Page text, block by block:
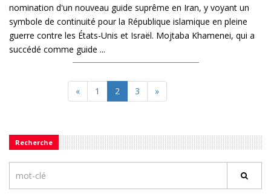
nomination d'un nouveau guide suprême en Iran, y voyant un
symbole de continuité pour la République islamique en pleine
guerre contre les États-Unis et Israël. Mojtaba Khamenei, qui a
succédé comme guide ...
« 1 2 3 »
Recherche